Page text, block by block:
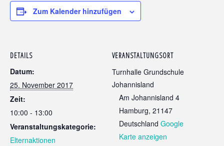
Zum Kalender hinzufügen
DETAILS
Datum:
25. November 2017
Zeit:
10:00 - 13:00
Veranstaltungskategorie:
Elternaktionen
VERANSTALTUNGSORT
Turnhalle Grundschule
Johannisland
Am Johannisland 4
Hamburg, 21147
Deutschland Google
Karte anzeigen